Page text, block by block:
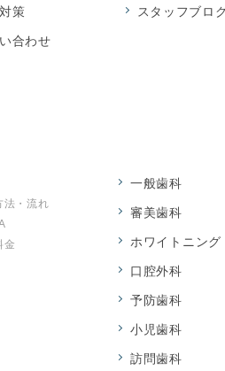
策
合わせ
スタッフブロ
法・流れ
金
一般歯科
審美歯科
ホワイトニング
口腔外科
予防歯科
小児歯科
訪問歯科